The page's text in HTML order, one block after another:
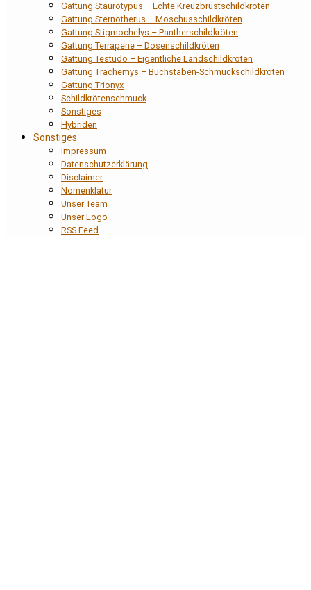
Gattung Staurotypus – Echte Kreuzbrustschildkröten
Gattung Sternotherus – Moschusschildkröten
Gattung Stigmochelys – Pantherschildkröten
Gattung Terrapene – Dosenschildkröten
Gattung Testudo – Eigentliche Landschildkröten
Gattung Trachemys – Buchstaben-Schmuckschildkröten
Gattung Trionyx
Schildkrötenschmuck
Sonstiges
Hybriden
Sonstiges
Impressum
Datenschutzerklärung
Disclaimer
Nomenklatur
Unser Team
Unser Logo
RSS Feed